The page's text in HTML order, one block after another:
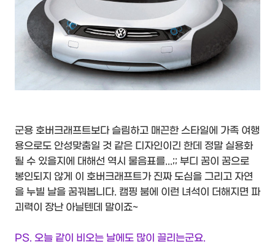
군용 호버크래프트보다 슬림하고 매끈한 스타일에 가족 여행
용으로도 안성맞춤일 것 같은 디자인이긴 한데 정말 실용화
될 수 있을지에 대해선 역시 물음표를...;; 부디 꿈이 꿈으로
봉인되지 않게 이 호버크래프트가 진짜 도심을 그리고 자연
을 누빌 날을 꿈꿔봅니다. 캠핑 붐에 이런 녀석이 더해지면 파
괴력이 장난 아닐텐데 말이죠~
PS. 오늘 같이 비오는 날에도 많이 끌리는군요.